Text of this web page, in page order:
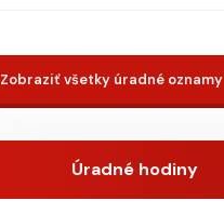
Zobraziť všetky úradné oznamy
Úradné hodiny